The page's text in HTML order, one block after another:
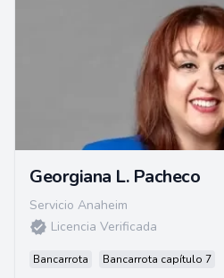
Georgiana L. Pacheco
Servicio Anaheim
Licencia Verificada
Bancarrota Bancarrota capítulo 7